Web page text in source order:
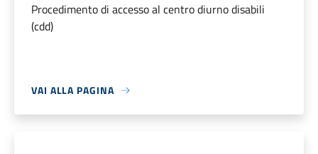
Procedimento di accesso al centro diurno disabili
(cdd)
VAI ALLA PAGINA